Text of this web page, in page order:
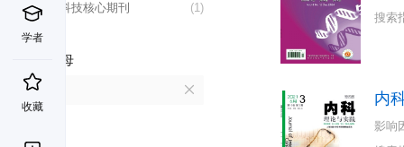
学者
收藏
(1)
中国科技核心期刊
首字母
搜索
内
影响